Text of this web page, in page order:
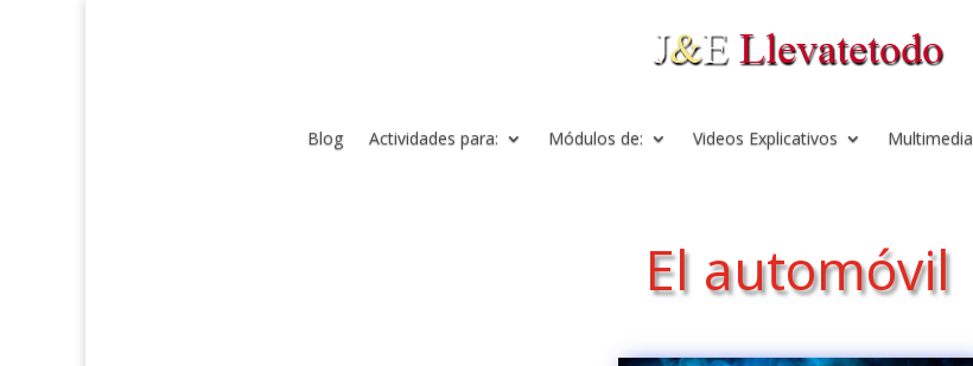
Blog Actividades para: Módulos de: Videos Explicativos Multimedia
El automóvil